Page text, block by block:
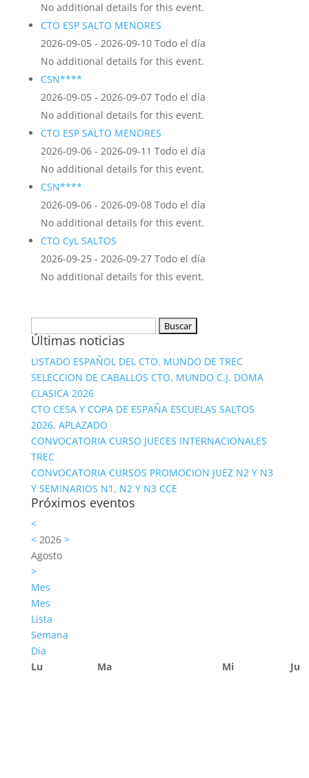
No additional details for this event.
CTO ESP SALTO MENORES
2026-09-05 - 2026-09-10 Todo el día
No additional details for this event.
CSN****
2026-09-05 - 2026-09-07 Todo el día
No additional details for this event.
CTO ESP SALTO MENORES
2026-09-06 - 2026-09-11 Todo el día
No additional details for this event.
CSN****
2026-09-06 - 2026-09-08 Todo el día
No additional details for this event.
CTO CyL SALTOS
2026-09-25 - 2026-09-27 Todo el día
No additional details for this event.
Últimas noticias
LISTADO ESPAÑOL DEL CTO. MUNDO DE TREC
SELECCION DE CABALLOS CTO. MUNDO C.J. DOMA
CLASICA 2026
CTO CESA Y COPA DE ESPAÑA ESCUELAS SALTOS
2026. APLAZADO
CONVOCATORIA CURSO JUECES INTERNACIONALES
TREC
CONVOCATORIA CURSOS PROMOCION JUEZ N2 Y N3
Y SEMINARIOS N1, N2 Y N3 CCE
Próximos eventos
<
<2026 >
Agosto
>
Mes
Mes
Lista
Semana
Día
Lu
Ma Mi Ju